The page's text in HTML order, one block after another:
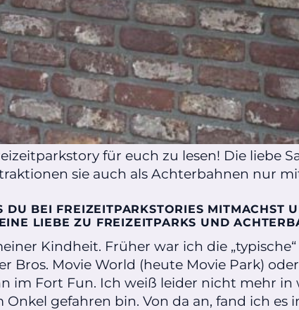
für euch zu lesen! Die liebe
sie auch als Achterbahnen nur
BEI FREIZEITPARKSTORIES MITMACHST
LIEBE ZU FREIZEITPARKS UND
Kindheit. Früher war ich die
Bros. Movie World (heute Movie Park)
im Fort Fun. Ich weiß leider nicht mehr in
gefahren bin. Von da an, fand ich